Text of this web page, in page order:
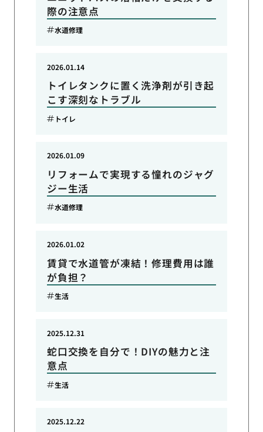
際の注意点
水道修理
トイレタンクに置く洗浄剤が引き起
こす深刻なトラブル
2026.01.14
トイレ
リフォームで実現する憧れのジャグ
ジー生活
2026.01.09
水道修理
賃貸で水道管が凍結！修理費用は誰
が負担？
2026.01.02
生活
蛇口交換を自分で！DIYの魅力と注
意点
2025.12.31
生活
2025.12.22